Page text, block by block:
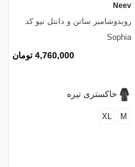
Neev
روبدوشامبر ساتن و دانتل نیو کد
Sophia
4,760,000 تومان
خاکستری تیره
M
XL